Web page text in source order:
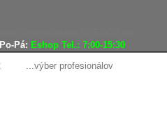
Po-Pá: Eshop Tel.: 7:00-15:30
...výber profesionálov